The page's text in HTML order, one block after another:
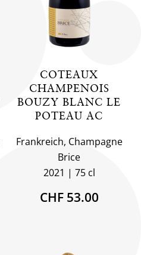
COTEAUX
CHAMPENOIS
BOUZY BLANC LE
POTEAU AC
Frankreich, Champagne
Brice
2021
75 cl
CHF 53.00